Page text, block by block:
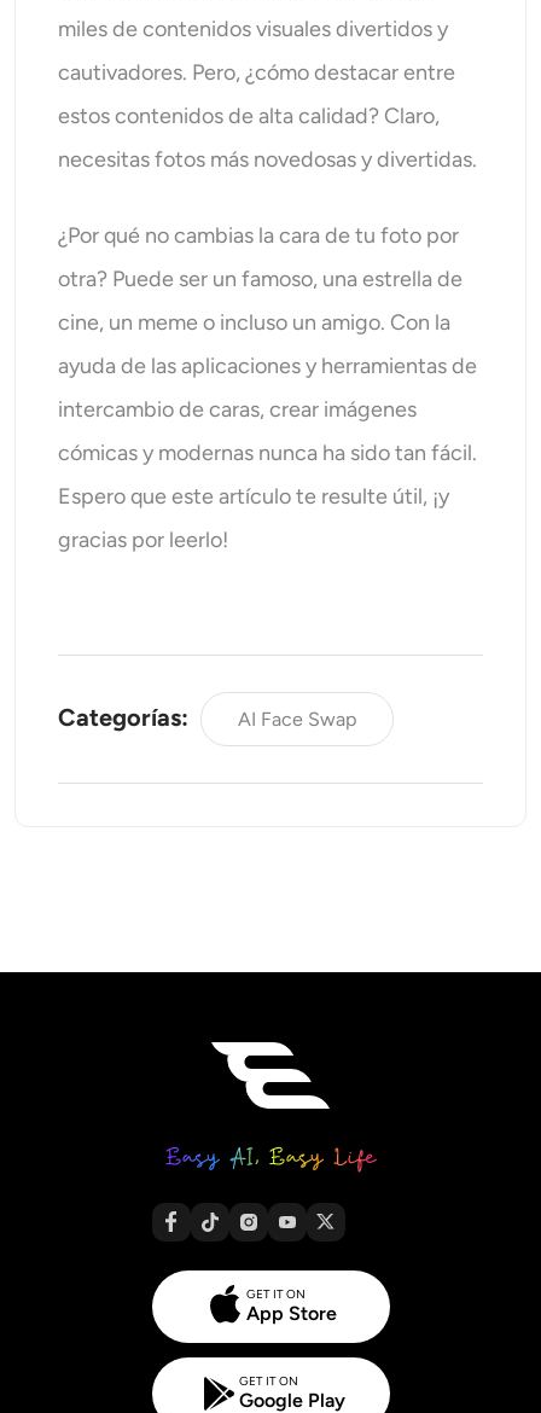
miles de contenidos visuales divertidos y
cautivadores. Pero, ¿cómo destacar entre
estos contenidos de alta calidad? Claro,
necesitas fotos más novedosas y divertidas.
¿Por qué no cambias la cara de tu foto por
otra? Puede ser un famoso, una estrella de
cine, un meme o incluso un amigo. Con la
ayuda de las aplicaciones y herramientas de
intercambio de caras, crear imágenes
cómicas y modernas nunca ha sido tan fácil.
Espero que este artículo te resulte útil, ¡y
gracias por leerlo!
Categorías: AI Face Swap
GET IT ON
App Store
GET IT ON
Google Play